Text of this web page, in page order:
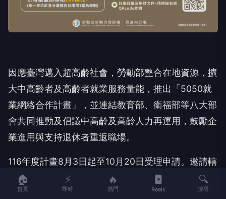
因應臺灣邁入超高齡社會，勞動部整合在地資源，擴
大中高齡者及高齡者就業服務量能，推出「5050就
業網絡合作計畫」，並連結教育部、衛福部等八大部
會共同推動及倡議中高齡及高齡人力再運用，鼓勵企
業進用與支持退休者重返職場。
116年度計畫8月3日起至10月20日受理申請。邀請轄
區內依法設立之民間團體、法人、學校及相關單位共
同加入就業服務行列，發揮在地影響力，建構更完善
🏠
首頁
⚡
即時
🔥
熱門 Reels
🔍
搜尋